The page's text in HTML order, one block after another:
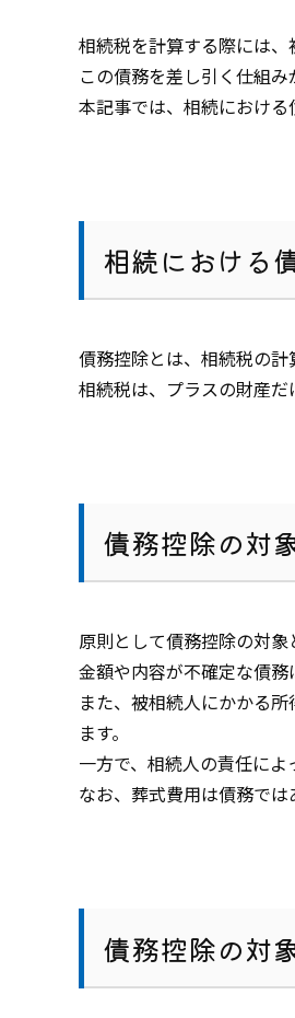
相続税を計算する際には、
この債務を差し引く仕組
本記事では、相続における
相続における
債務控除とは、相続税の計
相続税は、プラスの財産だ
債務控除の対
原則として債務控除の対
金額や内容が不確定な債
また、被相続人にかかる
ます。
一方で、相続人の責任によ
なお、葬式費用は債務では
債務控除の対